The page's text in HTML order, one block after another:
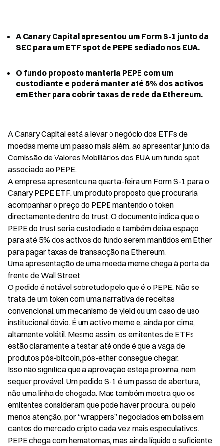
A Canary Capital apresentou um Form S-1 junto da
SEC para um ETF spot de PEPE sediado nos EUA.
O fundo proposto manteria PEPE com um
custodiante e poderá manter até 5% dos activos
em Ether para cobrir taxas de rede da Ethereum.
A Canary Capital está a levar o negócio dos ETFs de
moedas meme um passo mais além, ao apresentar junto da
Comissão de Valores Mobiliários dos EUA um fundo spot
associado ao PEPE.
A empresa apresentou na quarta-feira um Form S-1 para o
Canary PEPE ETF, um produto proposto que procuraria
acompanhar o preço do PEPE mantendo o token
directamente dentro do trust. O documento indica que o
PEPE do trust seria custodiado e também deixa espaço
para até 5% dos activos do fundo serem mantidos em Ether
para pagar taxas de transacção na Ethereum.
Uma apresentação de uma moeda meme chega à porta da
frente de Wall Street
O pedido é notável sobretudo pelo que é o PEPE. Não se
trata de um token com uma narrativa de receitas
convencional, um mecanismo de yield ou um caso de uso
institucional óbvio. É um activo meme e, ainda por cima,
altamente volátil. Mesmo assim, os emitentes de ETFs
estão claramente a testar até onde é que a vaga de
produtos pós-bitcoin, pós-ether consegue chegar.
Isso não significa que a aprovação esteja próxima, nem
sequer provável. Um pedido S-1 é um passo de abertura,
não uma linha de chegada. Mas também mostra que os
emitentes consideram que pode haver procura, ou pelo
menos atenção, por “wrappers” negociados em bolsa em
cantos do mercado cripto cada vez mais especulativos.
PEPE chega com hematomas, mas ainda líquido o suficiente